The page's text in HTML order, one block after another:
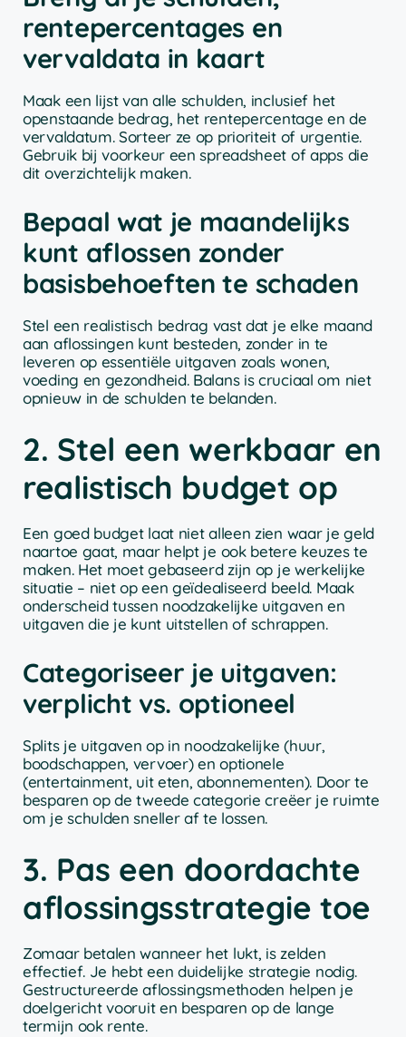
rentepercentages en
vervaldata in kaart
Maak een lijst van alle schulden, inclusief het
openstaande bedrag, het rentepercentage en de
vervaldatum. Sorteer ze op prioriteit of urgentie.
Gebruik bij voorkeur een spreadsheet of apps die
dit overzichtelijk maken.
Bepaal wat je maandelijks
kunt aflossen zonder
basisbehoeften te schaden
Stel een realistisch bedrag vast dat je elke maand
aan aflossingen kunt besteden, zonder in te
leveren op essentiële uitgaven zoals wonen,
voeding en gezondheid. Balans is cruciaal om niet
opnieuw in de schulden te belanden.
2. Stel een werkbaar en
realistisch budget op
Een goed budget laat niet alleen zien waar je geld
naartoe gaat, maar helpt je ook betere keuzes te
maken. Het moet gebaseerd zijn op je werkelijke
situatie – niet op een geïdealiseerd beeld. Maak
onderscheid tussen noodzakelijke uitgaven en
uitgaven die je kunt uitstellen of schrappen.
Categoriseer je uitgaven:
verplicht vs. optioneel
Splits je uitgaven op in noodzakelijke (huur,
boodschappen, vervoer) en optionele
(entertainment, uit eten, abonnementen). Door te
besparen op de tweede categorie creëer je ruimte
om je schulden sneller af te lossen.
3. Pas een doordachte
aflossingsstrategie toe
Zomaar betalen wanneer het lukt, is zelden
effectief. Je hebt een duidelijke strategie nodig.
Gestructureerde aflossingsmethoden helpen je
doelgericht vooruit en besparen op de lange
termijn ook rente.